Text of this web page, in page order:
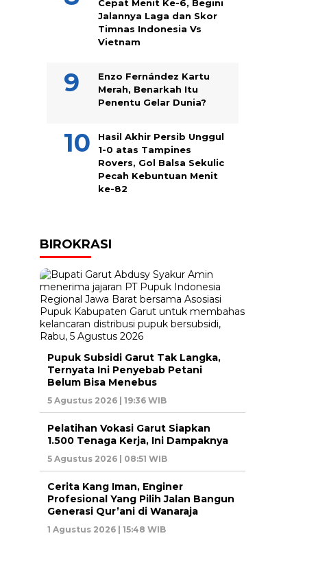
Cepat Menit Ke-6, Begini
Jalannya Laga dan Skor
Timnas Indonesia Vs
Vietnam
Enzo Fernández Kartu
Merah, Benarkah Itu
Penentu Gelar Dunia?
Hasil Akhir Persib Unggul
1-0 atas Tampines
Rovers, Gol Balsa Sekulic
Pecah Kebuntuan Menit
ke-82
BIROKRASI
Pupuk Subsidi Garut Tak Langka,
Ternyata Ini Penyebab Petani
Belum Bisa Menebus
5 Agustus 2026 | 19:36 WIB
Pelatihan Vokasi Garut Siapkan
1.500 Tenaga Kerja, Ini Dampaknya
5 Agustus 2026 | 08:51 WIB
Cerita Kang Iman, Enginer
Profesional Yang Pilih Jalan Bangun
Generasi Qur’ani di Wanaraja
1 Agustus 2026 | 15:48 WIB